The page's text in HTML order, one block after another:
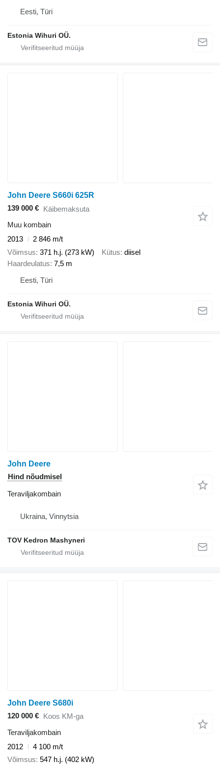
Eesti, Türi
Estonia Wihuri OÜ.
John Deere S660i 625R
139 000 € Käibemaksuta
Muu kombain
2013
2 846 m/t
Võimsus 371 h.j. (273 kW) Kütus diisel
Haardeulatus 7,5 m
Eesti, Türi
Estonia Wihuri OÜ.
John Deere
Hind nõudmisel
Teraviljakombain
Ukraina, Vinnytsia
TOV Kedron Mashyneri
John Deere S680i
120 000 €
Koos KM-ga
Teraviljakombain
2012
4 100 m/t
Võimsus 547 h.j. (402 kW)